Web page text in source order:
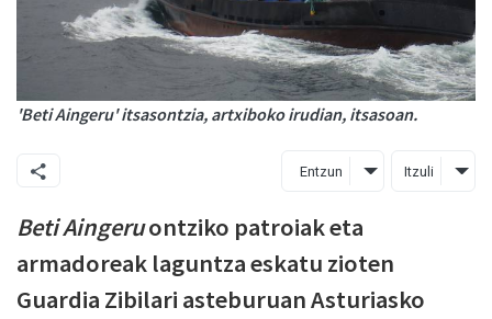
'Beti Aingeru' itsasontzia, artxiboko irudian, itsasoan.
Entzun Itzuli
Beti Aingeruontziko patroiak eta
armadoreak laguntza eskatu zioten
Guardia Zibilari asteburuan Asturiasko